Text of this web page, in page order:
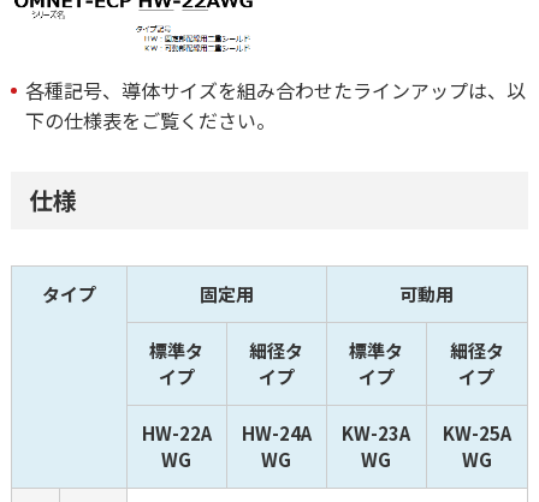
各種記号、導体サイズを組み合わせたラインアップは、以
下の仕様表をご覧ください。
仕様
タイプ 固定用 可動用
標準タ
イプ
細径タ
イプ
標準タ
イプ
細径タ
イプ
HW-22A
WG
HW-24A
WG
KW-23A
WG
KW-25A
WG